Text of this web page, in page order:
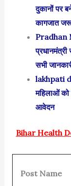
दुकानों पर
कागजात
Pradhan
सभी
lakhpati
महिलाओं
आवेदन
Bihar Health
Post Name